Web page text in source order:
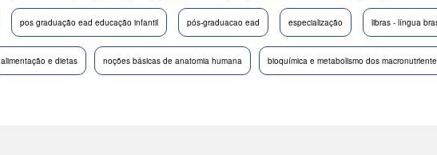
pos graduação ead educação infantil pós-graduacao ead especialização libras - língua
alimentação e dietas noções básicas de anatomia humana bioquímica e metabolismo dos